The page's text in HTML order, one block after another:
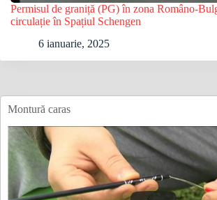
Permisul de graniță (PG) în zona Româno-
circulație în Spațiul Schengen
6 ianuarie, 2025
Montură caras